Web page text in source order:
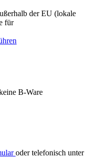
der EU (lokale
für
B-Ware
oder telefonisch unter